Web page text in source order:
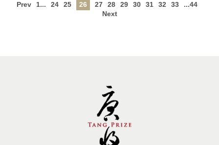
Prev 1... 24 25 26 27 28 29 30 31 32 33
...44
Next